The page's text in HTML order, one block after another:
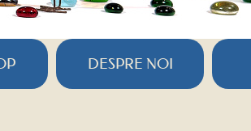
DESPRE NOI